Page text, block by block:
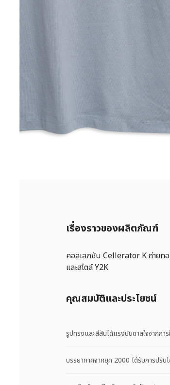
เรื่องราวของผลิตภัณฑ์
คอลเลกชัน Cellerator K ถ่ายท
และสไตล์ Y2K
คุณสมบัติและประโยชน์
รูปทรงและสีสันได้แรงบันดาลใจจากกา
บรรยากาศจากยุค 2000 ได้รับการปรั